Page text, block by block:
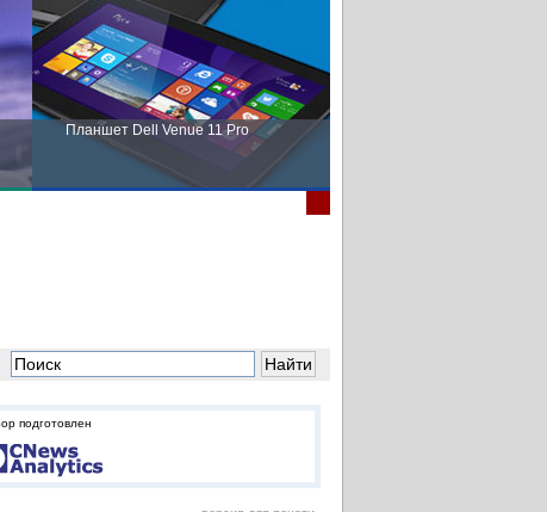
Планшет Dell Venue 11 Pro
подготовлен